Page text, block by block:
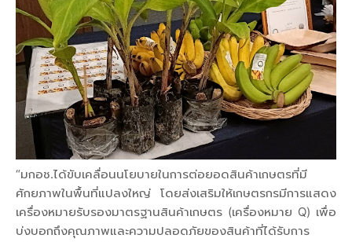
“มกอช.ได้ขับเคลื่อนนโยบายในการต่อยอดสินค้าเกษตรที่มี
ศักยภาพในพื้นที่แปลงใหญ่ โดยส่งเสริมให้เกษตรกรมีการแสดง
เครื่องหมายรับรองมาตรฐานสินค้าเกษตร (เครื่องหมาย Q) เพื่อ
บ่งบอกถึงคุณภาพและความปลอดภัยของสินค้าที่ได้รับการ